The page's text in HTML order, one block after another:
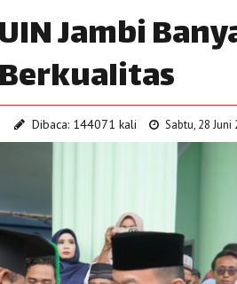
Jambi
Dibaca: 144071 kali Sabtu, 28 Juni